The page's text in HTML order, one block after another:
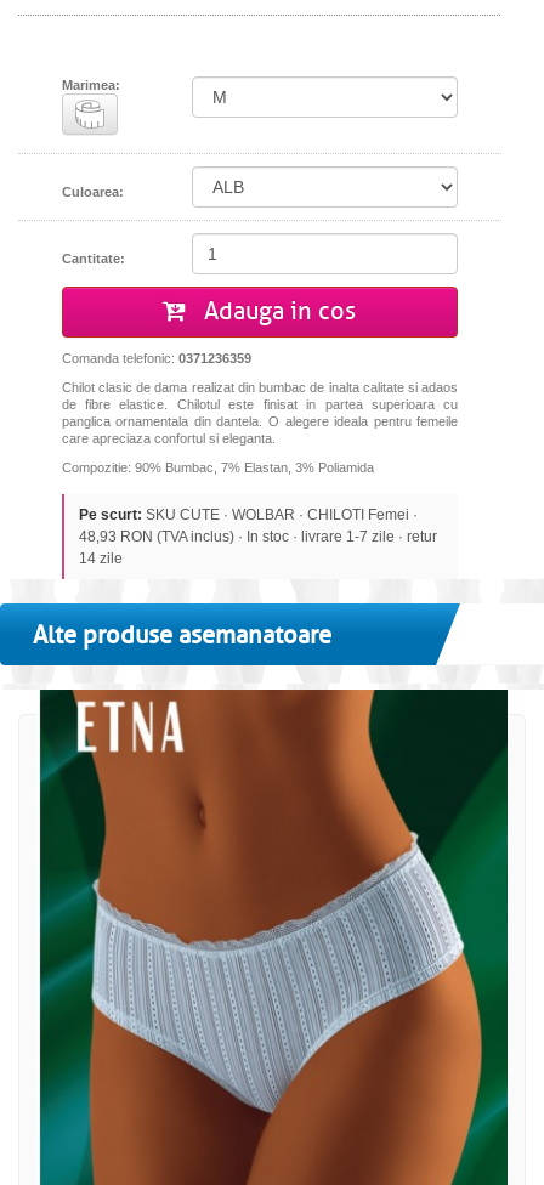
Marimea:
Culoarea:
Cantitate:
Adauga in cos
Comanda telefonic: 0371236359
Chilot clasic de dama realizat din bumbac de inalta calitate si adaos
de fibre elastice. Chilotul este finisat in partea superioara cu
panglica ornamentala din dantela. O alegere ideala pentru femeile
care apreciaza confortul si eleganta.
Compozitie: 90% Bumbac, 7% Elastan, 3% Poliamida
Pe scurt: SKU CUTE · WOLBAR · CHILOTI Femei ·
48,93 RON (TVA inclus) · In stoc · livrare 1-7 zile · retur
14 zile
Alte produse asemanatoare